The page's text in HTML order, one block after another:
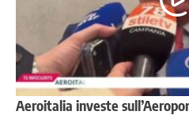
Aeroitalia investe